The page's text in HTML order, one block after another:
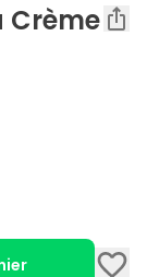
Crème